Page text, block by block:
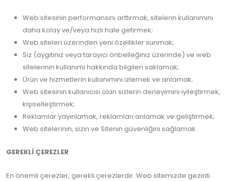
Web sitesinin performansını arttırmak, sitelerin kullanımını
daha kolay ve/veya hızlı hale getirmek;
Web siteleri üzerinden yeni özellikler sunmak;
Siz (aygıtınız veya tarayıcı önbelleğiniz üzerinde) ve web
sitelerinin kullanımı hakkında bilgileri saklamak;
Ürün ve hizmetlerin kullanımını izlemek ve anlamak;
Web sitesinin kullanıcısı olan sizlerin deneyimini iyileştirmek,
kişiselleştirmek;
Reklamlar yayınlamak, reklamları anlamak ve geliştirmek;
Web sitelerinin, sizin ve Sitenin güvenliğini sağlamak.
GEREKLİ ÇEREZLER
En önemli çerezler, gerekli çerezlerdir. Web sitemizde gezinti